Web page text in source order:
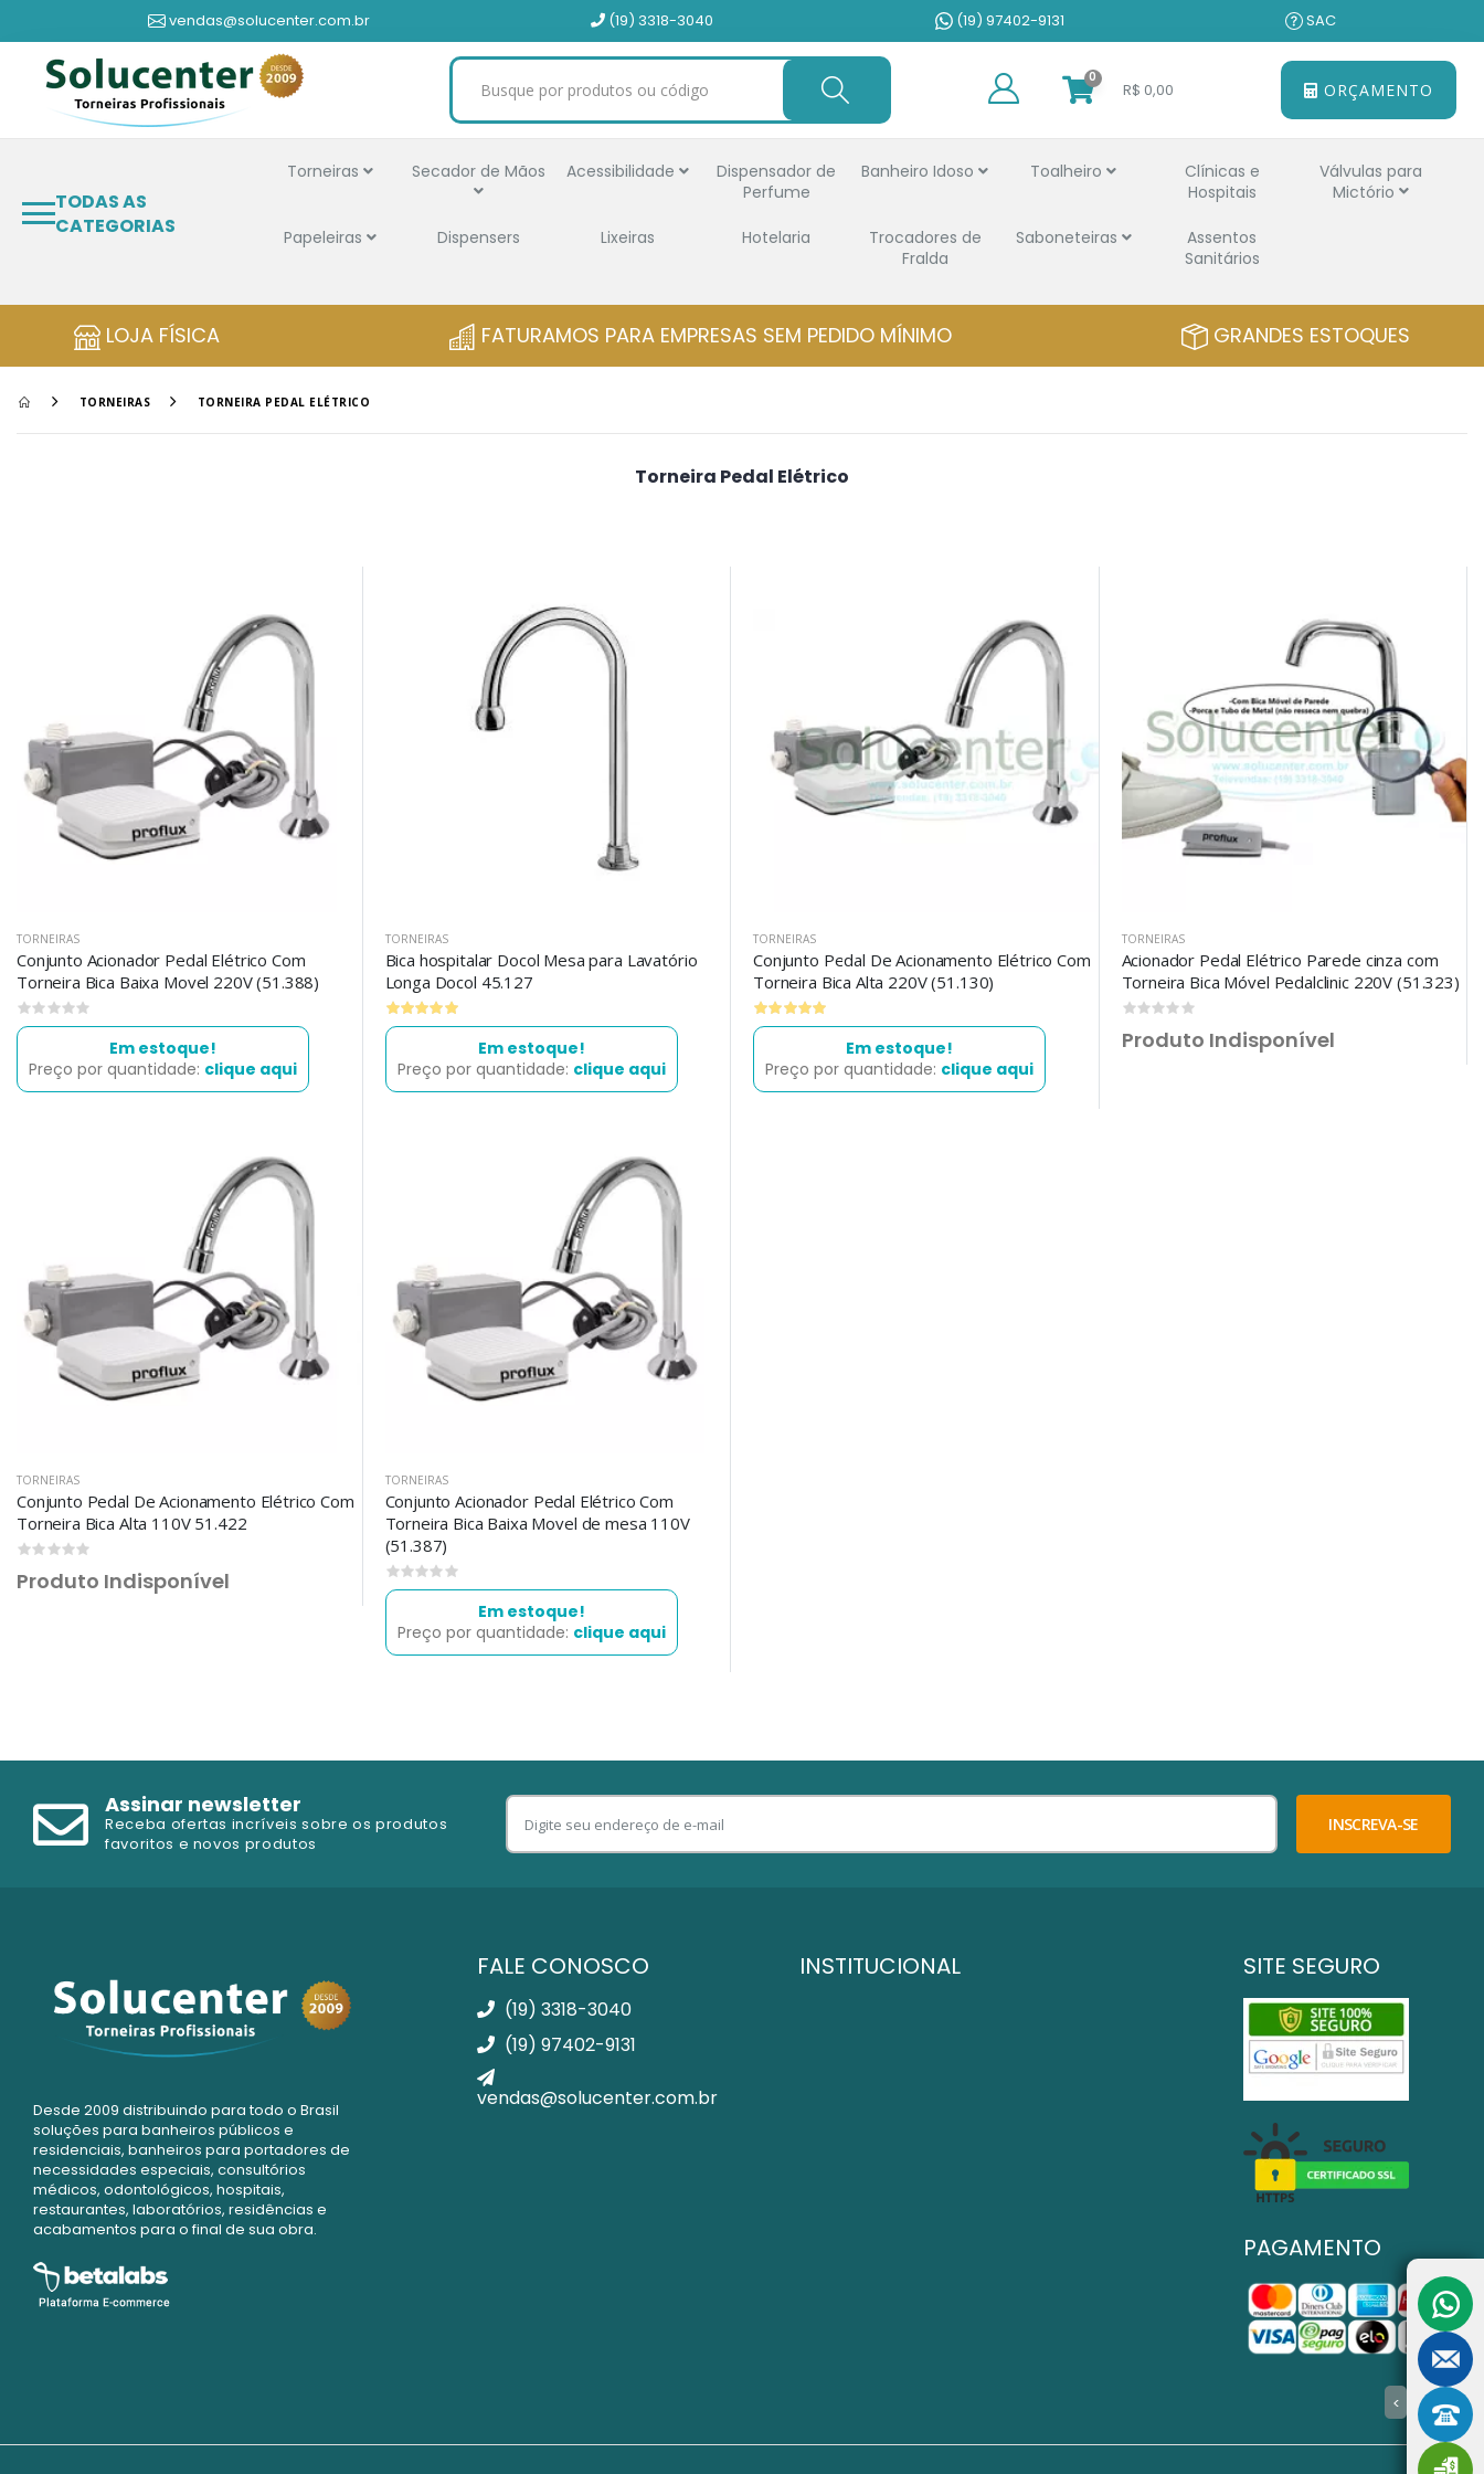
vendas@solucenter.com.br (19) 3318-3040 (19) 97402-9131 SAC
0
R$ 0,00 ORÇAMENTO
TODAS AS
CATEGORIAS
Torneiras Secador de Mãos Acessibilidade Dispensador de
Perfume
Banheiro Idoso Toalheiro Clínicas e
Hospitais
Válvulas para
Mictório
Papeleiras Dispensers Lixeiras Hotelaria Trocadores de
Fralda
Saboneteiras Assentos
Sanitários
LOJA FÍSICA FATURAMOS PARA EMPRESAS SEM PEDIDO MÍNIMO GRANDES ESTOQUES
TORNEIRAS TORNEIRA PEDAL ELÉTRICO
Torneira Pedal Elétrico
TORNEIRAS
Conjunto Acionador Pedal Elétrico Com
Torneira Bica Baixa Movel 220V (51.388)
Em estoque!
Preço por quantidade: clique aqui
TORNEIRAS
Bica hospitalar Docol Mesa para Lavatório
Longa Docol 45.127
Em estoque!
Preço por quantidade: clique aqui
TORNEIRAS
Conjunto Pedal De Acionamento Elétrico Com
Torneira Bica Alta 220V (51.130)
Em estoque!
Preço por quantidade: clique aqui
TORNEIRAS
Acionador Pedal Elétrico Parede cinza com
Torneira Bica Móvel Pedalclinic 220V (51.323)
Produto Indisponível
TORNEIRAS
Conjunto Pedal De Acionamento Elétrico Com
Torneira Bica Alta 110V 51.422
Produto Indisponível
TORNEIRAS
Conjunto Acionador Pedal Elétrico Com
Torneira Bica Baixa Movel de mesa 110V
(51.387)
Em estoque!
Preço por quantidade: clique aqui
Assinar newsletter
Receba ofertas incríveis sobre os produtos
favoritos e novos produtos
INSCREVA-SE
Desde 2009 distribuindo para todo o Brasil
soluções para banheiros públicos e
residenciais, banheiros para portadores de
necessidades especiais, consultórios
médicos, odontológicos, hospitais,
restaurantes, laboratórios, residências e
acabamentos para o final de sua obra.
FALE CONOSCO
(19) 3318-3040
(19) 97402-9131
vendas@solucenter.com.br
INSTITUCIONAL SITE SEGURO
PAGAMENTO
>